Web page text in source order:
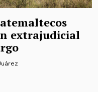
extrajudicial